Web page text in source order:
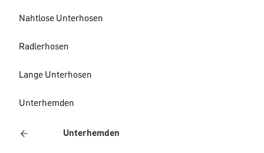
Nahtlose Unterhosen
Radlerhosen
Lange Unterhosen
Unterhemden
Unterhemden